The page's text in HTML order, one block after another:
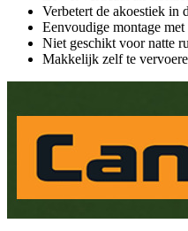
Verbetert de akoestiek in
Eenvoudige montage
Niet geschikt voor natte
Makkelijk zelf te